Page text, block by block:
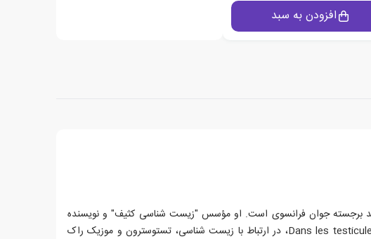
افزودن به سبد
برجسته جوان فرانسوی است. او مؤسس "زیست شناسی کثیف" و نویسنده
وبلاگ Dans les testicules de Darwin، در ارتباط با زیست شناسی، تستوسترون و موزیک راک